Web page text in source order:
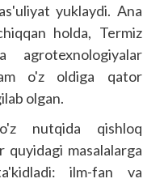
yuklaydi. Ana
holda, Termiz
agrotexnologiyalar
o'z oldiga qator
olgan.
nutqida qishloq
quyidagi masalalarga
ilm-fan va